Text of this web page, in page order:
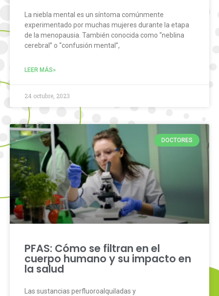
La niebla mental es un síntoma comúnmente
experimentado por muchas mujeres durante la etapa
de la menopausia. También conocida como “neblina
cerebral” o “confusión mental”,
LEER MÁS»
24 octubre, 2023
DOCTORES
PFAS: Cómo se filtran en el
cuerpo humano y su impacto en
la salud
Las sustancias perfluoroalquiladas y